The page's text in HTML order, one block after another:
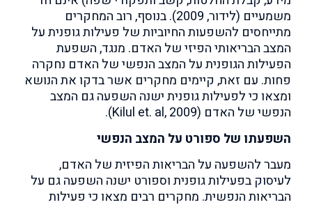
משמעיים (לידור, 2009). בנוסף, רוב המחקרים
מתייחסים להשפעות החיוביות של פעילות גופנית על
המצב הבריאותי הפיזי של האדם. מנגד, השפעת
הפעילות הגופנית על המצב הנפשי של האדם נחקרה
פחות. עם זאת, קיימים מחקרים אשר בדקו את הנושא
ומצאו כי לפעילות גופנית ישנה השפעה גם המצב
הנפשי של האדם (Kilul et. al, 2009).
השפעתו של ספורט על המצב הנפשי
מעבר להשפעה על הבריאות הפיזית של האדם,
לעיסוק בפעילות גופנית וספורט ישנה השפעה גם על
הבריאות הנפשית. מחקרים רבים מצאו כי פעילות